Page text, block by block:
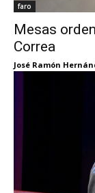
faro
Mesas
Correa
José Ramón